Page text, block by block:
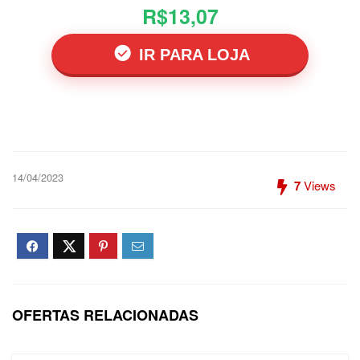
R$13,07
IR PARA LOJA
14/04/2023 7Views
OFERTAS RELACIONADAS